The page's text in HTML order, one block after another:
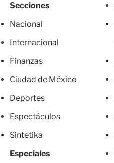
Secciones
Nacional
Internacional
Finanzas
Ciudad de México
Deportes
Espectáculos
Sintetika
Especiales